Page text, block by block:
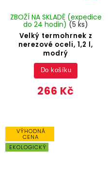
Velký termohrnek z
nerezové oceli, 1,2 l,
modrý
ZBOŽÍ NA SKLADĚ (expedice
do 24 hodin) (5 ks)
266 Kč
Do košíku
VÝHODNÁ
CENA
EKOLOGICKÝ